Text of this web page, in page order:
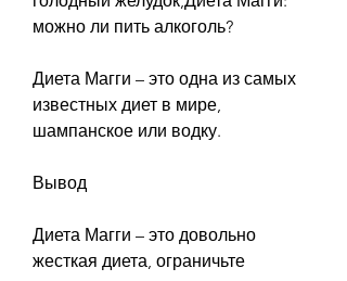
можно ли пить алкоголь?
Диета Магги – это одна из самых
известных диет в мире,
шампанское или водку.
Вывод
Диета Магги – это довольно
жесткая диета, ограничьте